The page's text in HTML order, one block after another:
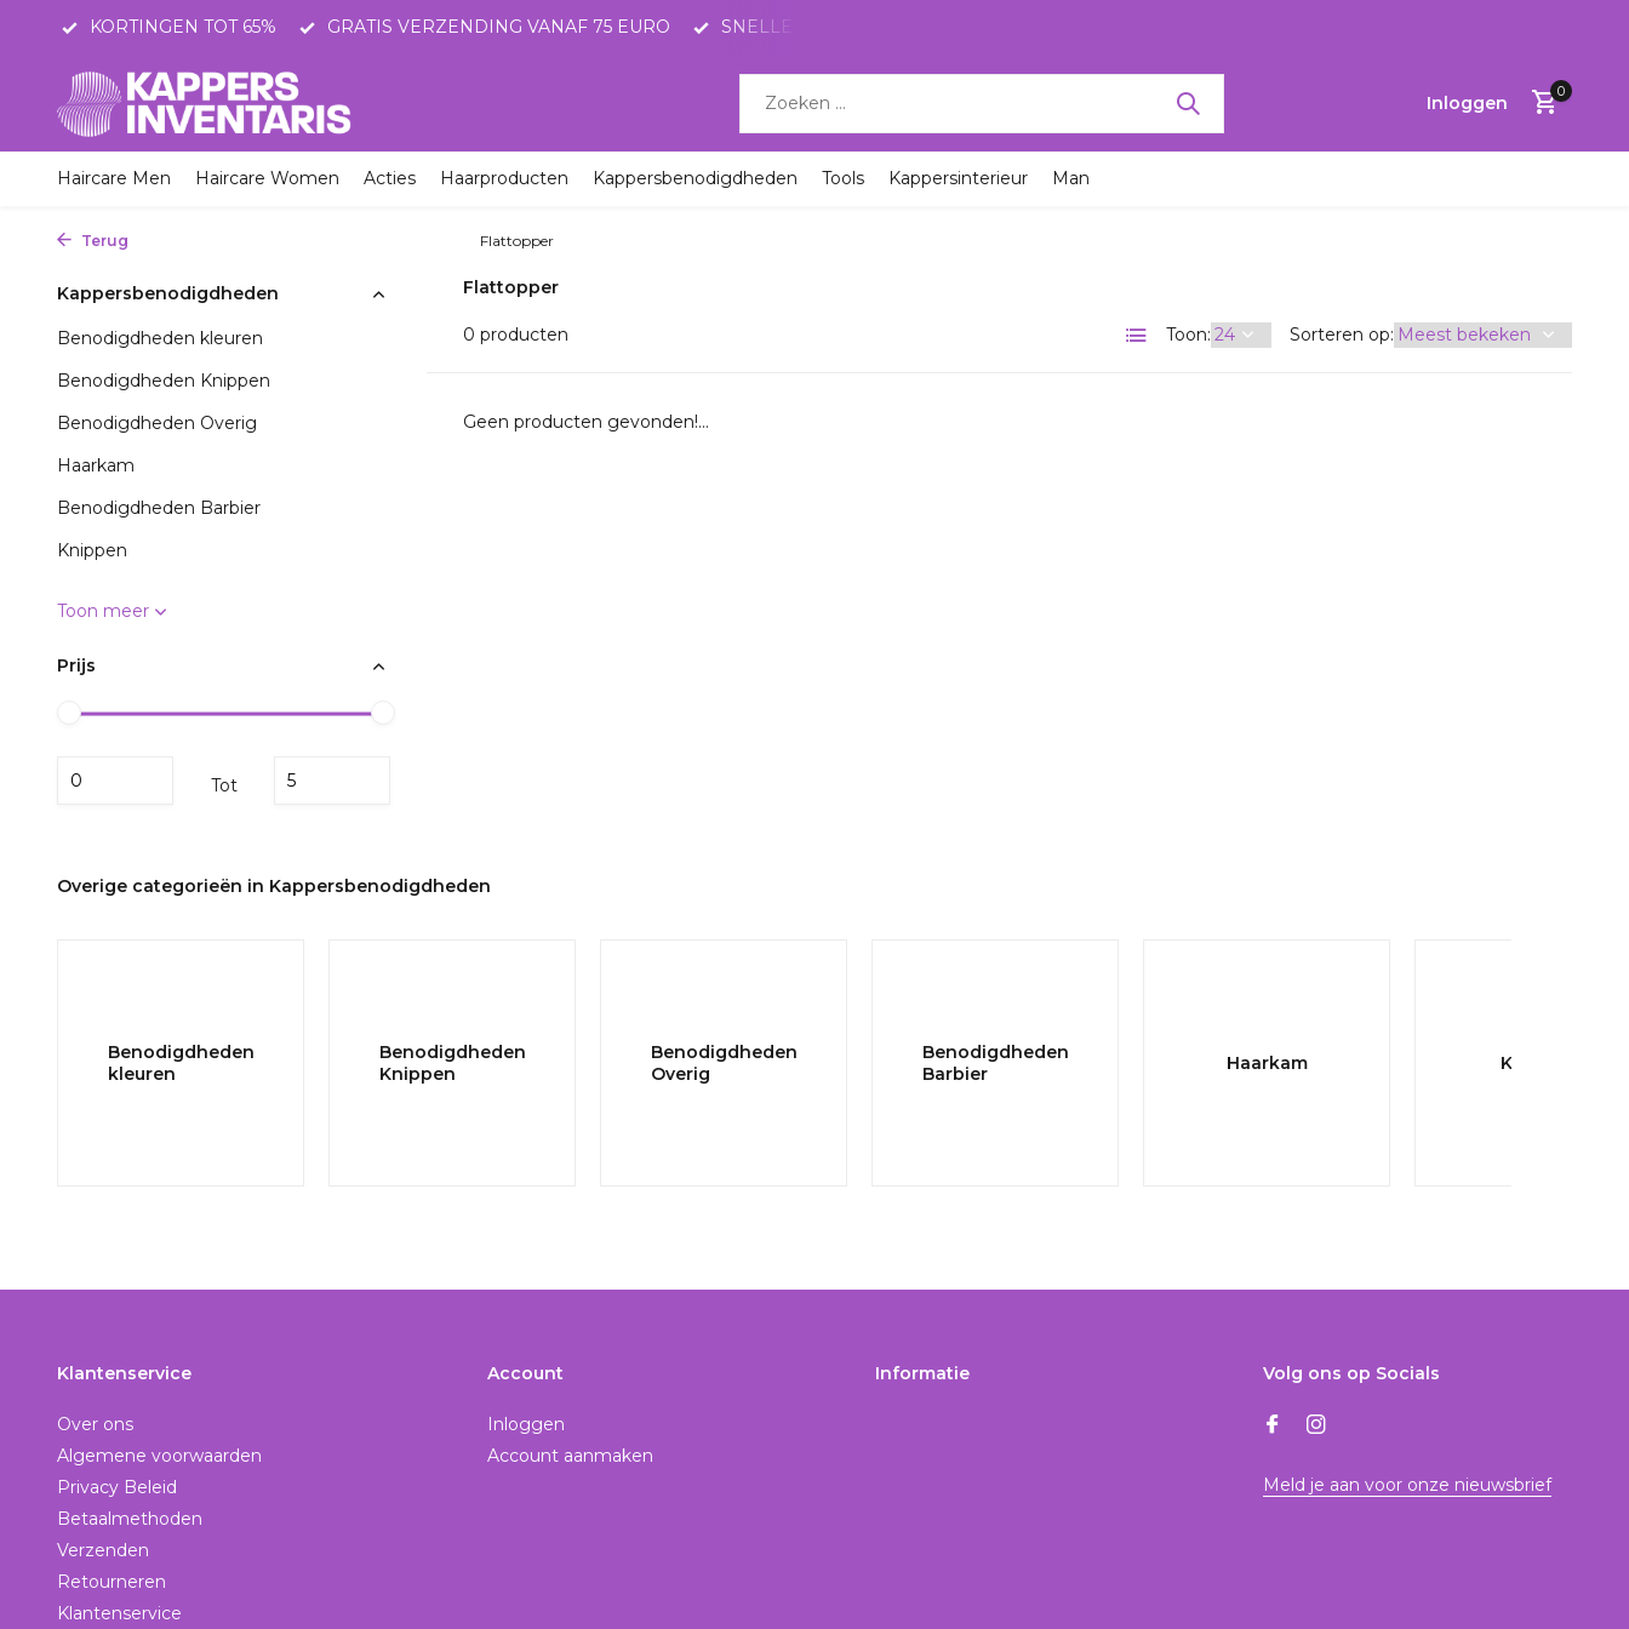
KORTINGEN TOT 65% GRATIS VERZENDING VANAF 75 EURO SNELLE LEVERING MET POSTNL
Inloggen
Account
aanmaken
0
Haircare Men Haircare Women Acties Haarproducten Kappersbenodigdheden Tools Kappersinterieur Man
Terug Flattopper
Kappersbenodigdheden
Benodigdheden kleuren
Benodigdheden Knippen
Benodigdheden Overig
Haarkam
Benodigdheden Barbier
Knippen
Toon meer
Prijs
Tot
Flattopper
0 producten Toon: Sorteren op:
Geen producten gevonden!...
Overige categorieën in Kappersbenodigdheden
Benodigdheden
kleuren
Benodigdheden
Knippen
Benodigdheden
Overig
Benodigdheden
Barbier
Haarkam Knippen
Klantenservice
Over ons
Algemene voorwaarden
Privacy Beleid
Betaalmethoden
Verzenden
Retourneren
Klantenservice
Account
Inloggen
Account aanmaken
Informatie Volg ons op Socials
Meld je aan voor onze nieuwsbrief